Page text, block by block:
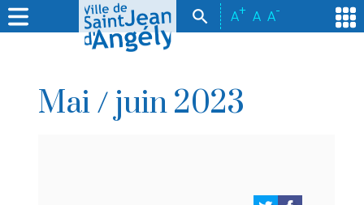
A+ A A-
Mai / juin 2023